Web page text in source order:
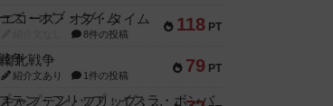
118 PT
エコーズ・オブ・タイム
8件の投稿
79 PT
南北戦争
紹介文あり 1件の投稿
キャプテン・フリップ：イスラ・ボンバ